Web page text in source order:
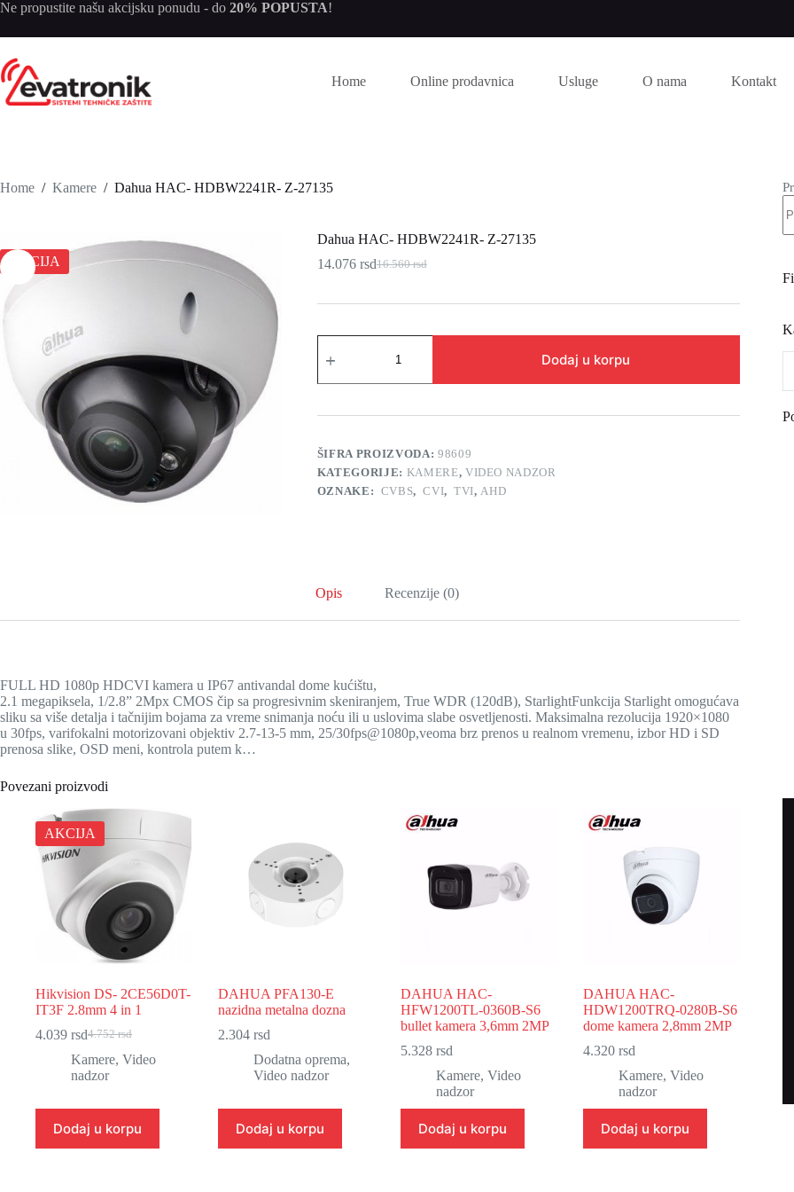
Skip
content
Ne propustite našu akcijsku ponudu - do 20% POPUSTA!
Home Online prodavnica Usluge O nama Kontakt
Home / Kamere / Dahua HAC- HDBW2241R- Z-27135
AKCIJA
Dahua HAC- HDBW2241R- Z-27135
16.560rsd
Originalna
je
16.560 rsd.
14.076 rsdTrenutna
je:
HAC-
Z-
količina
Dodaj u korpu
ŠIFRA PROIZVODA: 98609
KATEGORIJE: KAMERE, VIDEO NADZOR
OZNAKE: CVBS, CVI, TVI,AHD
Opis Recenzije (0)
FULL HD 1080p HDCVI kamera u IP67 antivandal dome kućištu,
2.1 megapiksela, 1/2.8” 2Mpx CMOS čip sa progresivnim skeniranjem, True WDR (120dB), StarlightFunkcija Starlight omogućava
sliku sa više detalja i tačnijim bojama za vreme snimanja noću ili u uslovima slabe osvetljenosti. Maksimalna rezolucija 1920×1080
u 30fps, varifokalni motorizovani objektiv 2.7-13-5 mm, 25/30fps@1080p,veoma brz prenos u realnom vremenu, izbor HD i SD
prenosa slike, OSD meni, kontrola putem k…
Povezani proizvodi
AKCIJA
Hikvision DS- 2CE56D0T-
IT3F 2.8mm 4 in 1
4.752rsd
Originalna
cena
je
4.039 rsdTrenutna
cena
je:
Kamere, Video
nadzor
Dodaj u korpu
DAHUA PFA130-E
nazidna metalna dozna
2.304rsd
Dodatna oprema,
Video nadzor
Dodaj u korpu
DAHUA HAC-
HFW1200TL-0360B-S6
bullet kamera 3,6mm 2MP
5.328rsd
Kamere,Video
nadzor
Dodaj u korpu
DAHUA HAC-
HDW1200TRQ-0280B-S6
dome kamera 2,8mm 2MP
4.320rsd
Kamere,Video
nadzor
Dodaj u korpu